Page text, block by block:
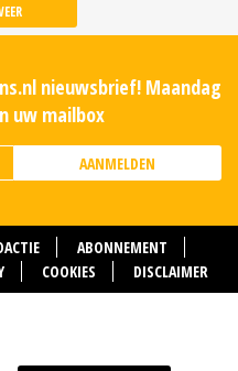
nieuwsbrief! Maandag
uw mailbox
AANMELDEN
ABONNEMENT
COOKIES DISCLAIMER